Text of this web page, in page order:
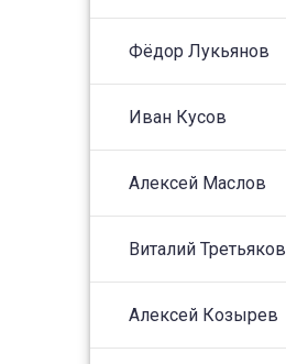
Фёдор Лукьянов
Иван Кусов
Алексей Маслов
Виталий Третьяков
Алексей Козырев